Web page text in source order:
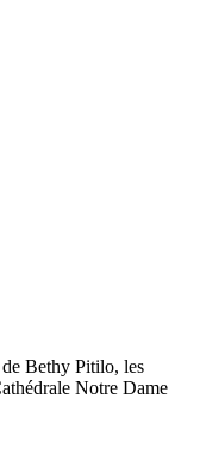
Bethy Pitilo, les
Notre Dame